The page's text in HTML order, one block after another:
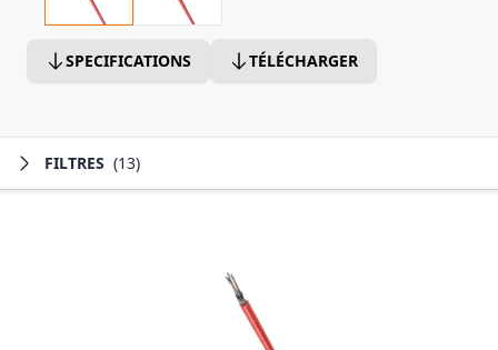
SPECIFICATIONS TÉLÉCHARGER
FILTRES (13)